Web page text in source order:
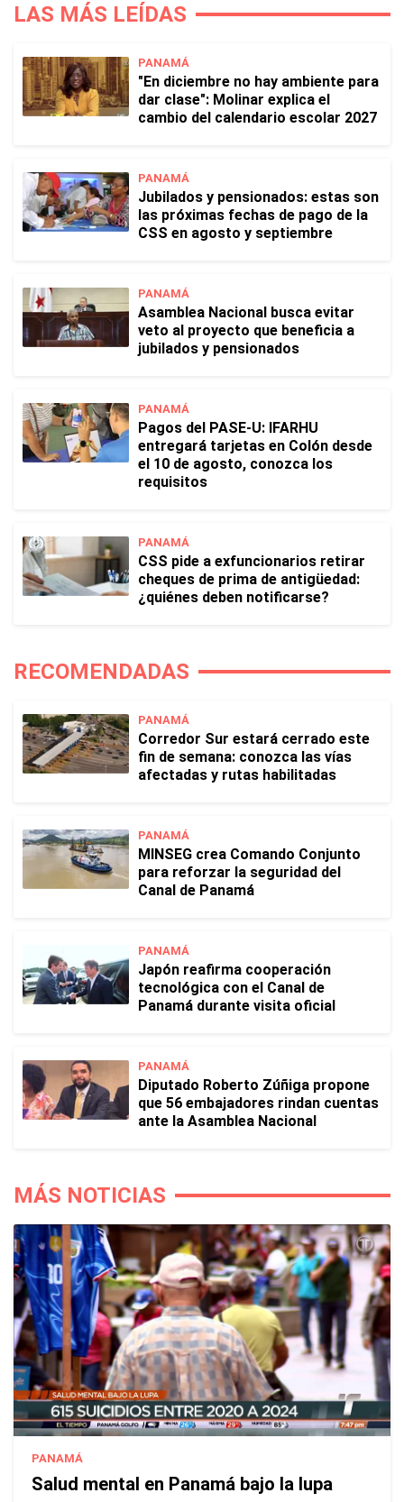
LAS MÁS LEÍDAS
PANAMÁ
"En diciembre no hay ambiente para
dar clase": Molinar explica el
cambio del calendario escolar 2027
PANAMÁ
Jubilados y pensionados: estas son
las próximas fechas de pago de la
CSS en agosto y septiembre
PANAMÁ
Asamblea Nacional busca evitar
veto al proyecto que beneficia a
jubilados y pensionados
PANAMÁ
Pagos del PASE-U: IFARHU
entregará tarjetas en Colón desde
el 10 de agosto, conozca los
requisitos
PANAMÁ
CSS pide a exfuncionarios retirar
cheques de prima de antigüedad:
¿quiénes deben notificarse?
RECOMENDADAS
PANAMÁ
Corredor Sur estará cerrado este
fin de semana: conozca las vías
afectadas y rutas habilitadas
PANAMÁ
MINSEG crea Comando Conjunto
para reforzar la seguridad del
Canal de Panamá
PANAMÁ
Japón reafirma cooperación
tecnológica con el Canal de
Panamá durante visita oficial
PANAMÁ
Diputado Roberto Zúñiga propone
que 56 embajadores rindan cuentas
ante la Asamblea Nacional
MÁS NOTICIAS
PANAMÁ
Salud mental en Panamá bajo la lupa